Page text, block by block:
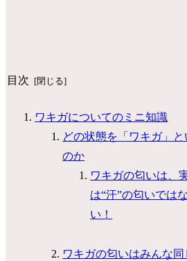
目次
ワキガについてのミニ知識
どの状態を「ワキガ」と
のか
ワキガの匂いは、
は“汗”の匂いではな
い！
ワキガの匂いはみんな同